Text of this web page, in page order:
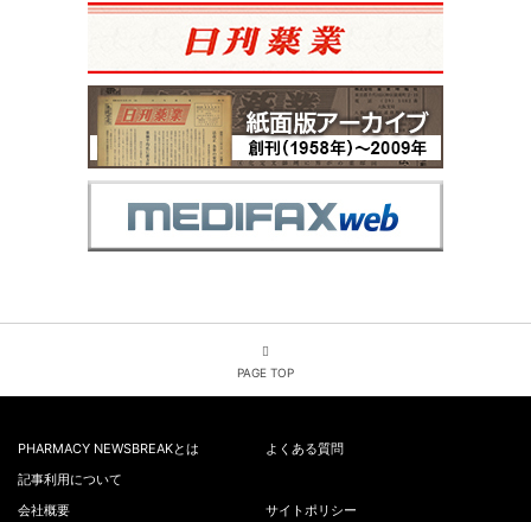
PAGE TOP
PHARMACY NEWSBREAKとは
よくある質問
記事利用について
会社概要
サイトポリシー